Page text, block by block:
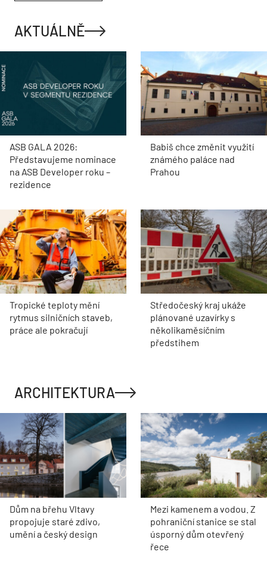
AKTUÁLNĚ
ASB GALA 2026:
Představujeme nominace
na ASB Developer roku –
rezidence
Babiš chce změnit využití
známého paláce nad
Prahou
Tropické teploty mění
rytmus silničních staveb,
práce ale pokračují
Středočeský kraj ukáže
plánované uzavírky s
několikaměsíčním
předstihem
ARCHITEKTURA
Dům na břehu Vltavy
propojuje staré zdivo,
umění a český design
Mezi kamenem a vodou. Z
pohraniční stanice se stal
úsporný dům otevřený
řece